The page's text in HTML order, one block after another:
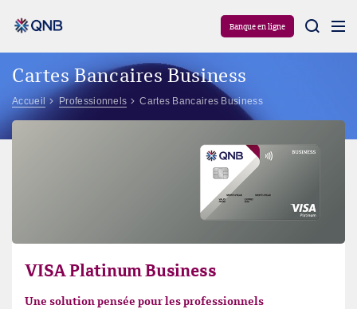
Banque en ligne
Cartes Bancaires Business
Accueil Professionnels Cartes Bancaires Business
VISA Platinum Business
Une solution pensée pour les professionnels